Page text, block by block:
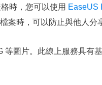
時，您可以使用 EaseUS
案時，可以防止與他人分
圖片。此線上服務具有